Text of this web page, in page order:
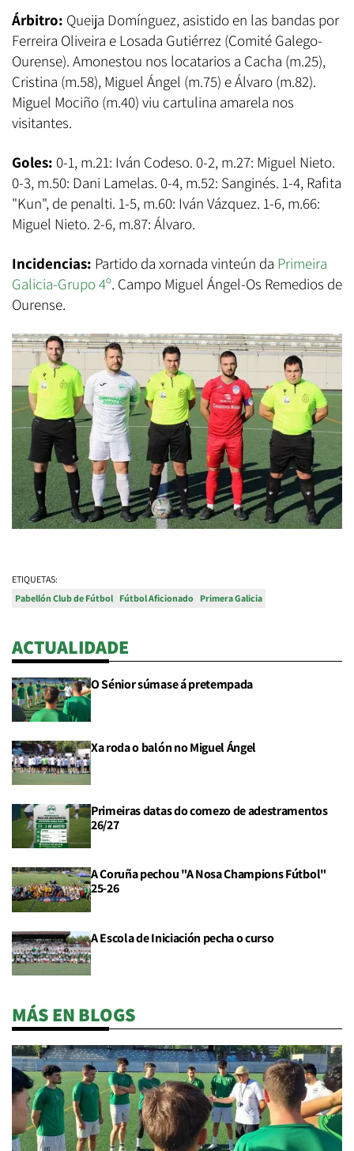
Árbitro: Queija Domínguez, asistido en las bandas por
Ferreira Oliveira e Losada Gutiérrez (Comité Galego-
Ourense). Amonestou nos locatarios a Cacha (m.25),
Cristina (m.58), Miguel Ángel (m.75) e Álvaro (m.82).
Miguel Mociño (m.40) viu cartulina amarela nos
visitantes.
Goles: 0-1, m.21: Iván Codeso. 0-2, m.27: Miguel Nieto.
0-3, m.50: Dani Lamelas. 0-4, m.52: Sanginés. 1-4, Rafita
"Kun", de penalti. 1-5, m.60: Iván Vázquez. 1-6, m.66:
Miguel Nieto. 2-6, m.87: Álvaro.
Incidencias: Partido da xornada vinteún da Primeira
Galicia-Grupo 4º. Campo Miguel Ángel-Os Remedios de
Ourense.
ETIQUETAS:
Pabellón Club de Fútbol Fútbol Aficionado Primera Galicia
ACTUALIDADE
O Sénior súmase á pretempada
Xa roda o balón no Miguel Ángel
Primeiras datas do comezo de adestramentos
26/27
A Coruña pechou "A Nosa Champions Fútbol"
25-26
A Escola de Iniciación pecha o curso
MÁS EN BLOGS